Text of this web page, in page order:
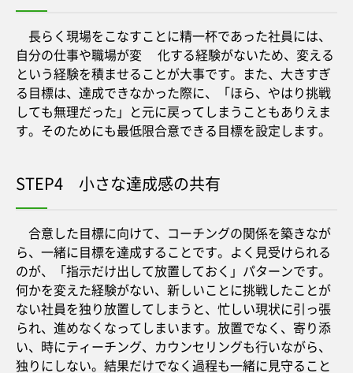
長らく現場をこなすことに精一杯であった社員には、
自分の仕事や職場が変 化する経験がないため、変える
という経験を積ませることが大事です。また、大きすぎ
る目標は、達成できなかった際に、「ほら、やはり挑戦
しても無理だった」と元に戻ってしまうこともありえま
す。そのためにも最低限合意できる目標を設定します。
STEP4 小さな達成感の共有
合意した目標に向けて、コーチングの関係を築きなが
ら、一緒に目標を達成することです。よく見受けられる
のが、「指示だけ出して放置しておく」パターンです。
何かを変えた経験がない、新しいことに挑戦したことが
ない社員を独り放置してしまうと、忙しい現状に引っ張
られ、進めなくなってしまいます。放置でなく、寄り添
い、時にティーチング、カウンセリングも行いながら、
独りにしない。結果だけでなく過程も一緒に見守ること